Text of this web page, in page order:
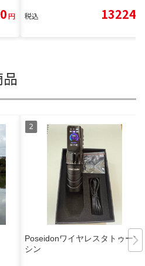
円 税込 13224
Poseidonワイヤレスタトゥーマ
シン